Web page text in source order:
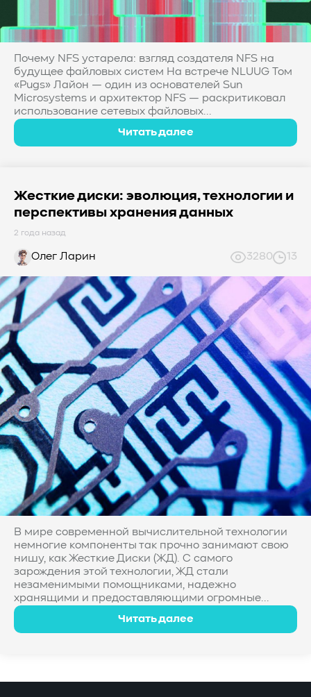
Почему NFS устарела: взгляд создателя NFS на
будущее файловых систем На встрече NLUUG Том
«Pugs» Лайон — один из основателей Sun
Microsystems и архитектор NFS — раскритиковал
использование сетевых файловых...
Читать далее
Жесткие диски: эволюция, технологии и
перспективы хранения данных
2 года назад
Олег Ларин 3280 13
В мире современной вычислительной технологии
немногие компоненты так прочно занимают свою
нишу, как Жесткие Диски (ЖД). С самого
зарождения этой технологии, ЖД стали
незаменимыми помощниками, надежно
хранящими и предоставляющими огромные...
Читать далее